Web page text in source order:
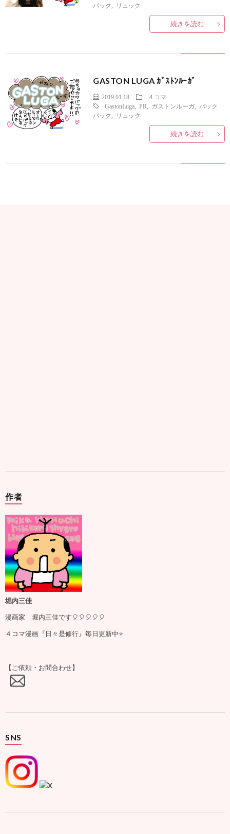
パック
リュック
続きを読む
GASTON LUGA ｶﾞｽﾄﾝﾙｰｶﾞ
2019.01.18
４コマ
GastonLuga ,PR ガストンルーガ
バック
パック
リュック
続きを読む
作者
堀内三佳
漫画家 堀内三佳です🎈🎈🎈🎈🎈
４コマ漫画『日々是修行』毎日更新中⭐️
【ご依頼・お問合わせ】
SNS